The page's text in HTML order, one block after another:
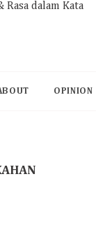
dalam Kata
OPINION